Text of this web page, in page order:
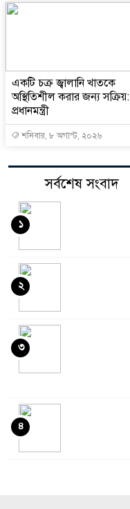
একটি চক্র জ্বালানি খাতকে
অস্থিতিশীল করার জন্য সক্রিয়:
প্রধানমন্ত্রী
শনিবার, ৮ অগাস্ট, ২০২৬
সর্বশেষ সংবাদ
১
২
৩
৪